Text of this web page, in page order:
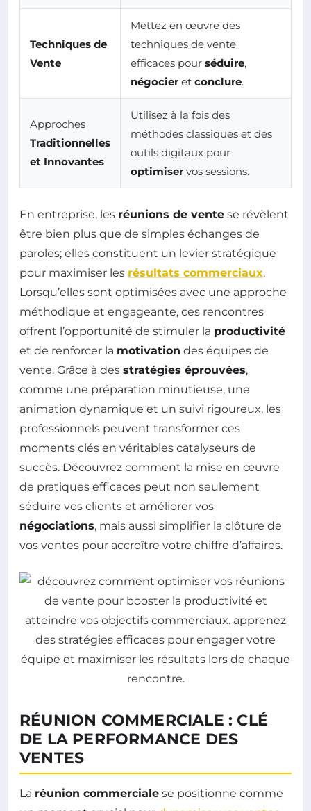
Techniques de
Vente
Mettez en œuvre des
techniques de vente
efficaces pour séduire,
négocier et conclure.
Approches
Traditionnelles
et Innovantes
Utilisez à la fois des
méthodes classiques et des
outils digitaux pour
optimiser vos sessions.
En entreprise, les réunions de vente se révèlent
être bien plus que de simples échanges de
paroles; elles constituent un levier stratégique
pour maximiser les résultats commerciaux.
Lorsqu’elles sont optimisées avec une approche
méthodique et engageante, ces rencontres
offrent l’opportunité de stimuler la productivité
et de renforcer la motivation des équipes de
vente. Grâce à des stratégies éprouvées,
comme une préparation minutieuse, une
animation dynamique et un suivi rigoureux, les
professionnels peuvent transformer ces
moments clés en véritables catalyseurs de
succès. Découvrez comment la mise en œuvre
de pratiques efficaces peut non seulement
séduire vos clients et améliorer vos
négociations, mais aussi simplifier la clôture de
vos ventes pour accroître votre chiffre d’affaires.
RÉUNION COMMERCIALE : CLÉ
DE LA PERFORMANCE DES
VENTES
La réunion commerciale se positionne comme